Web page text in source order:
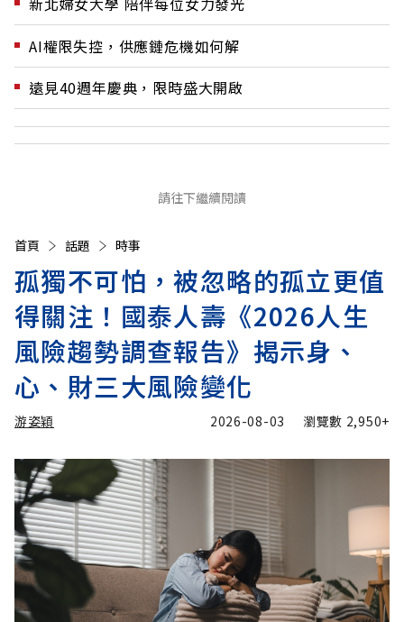
AI權限失控，供應鏈危機如何解
遠見40週年慶典，限時盛大開啟
請往下繼續閱讀
首頁 話題 時事
孤獨不可怕，被忽略的孤立更值
得關注！國泰人壽《2026人生
風險趨勢調查報告》揭示身、
心、財三大風險變化
游姿穎 2026-08-03 瀏覽數 2,950+